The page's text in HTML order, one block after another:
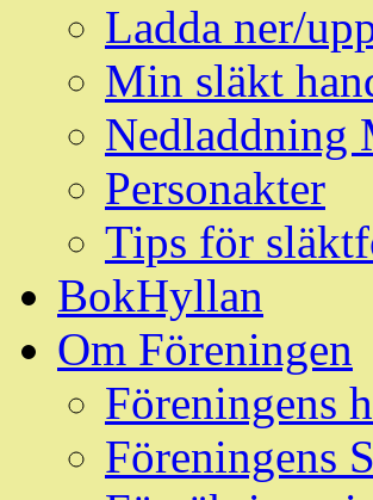
Ladda ner/
Min släkt
Nedladdning
Personakter
Tips för
BokHyllan
Om Föreningen
Föreningens
Föreningens